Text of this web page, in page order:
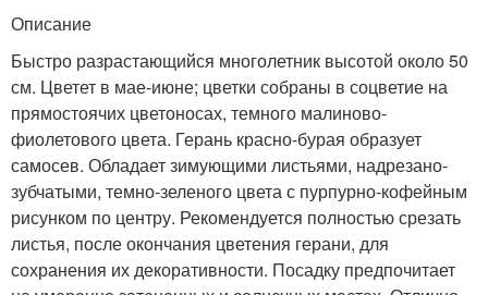
Описание
Быстро разрастающийся многолетник высотой около 50
см. Цветет в мае-июне; цветки собраны в соцветие на
прямостоячих цветоносах, темного малиново-
фиолетового цвета. Герань красно-бурая образует
самосев. Обладает зимующими листьями, надрезано-
зубчатыми, темно-зеленого цвета с пурпурно-кофейным
рисунком по центру. Рекомендуется полностью срезать
листья, после окончания цветения герани, для
сохранения их декоративности. Посадку предпочитает